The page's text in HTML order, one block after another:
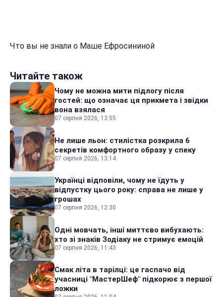
Что вы не знали о Маше Ефросининой
Читайте також
Чому не можна мити підлогу після
гостей: що означає ця прикмета і звідки
вона взялася
07 серпня 2026, 13:55
Не лише льон: стилістка розкрила 6
секретів комфортного образу у спеку
07 серпня 2026, 13:14
Українці відповіли, чому не їдуть у
відпустку цього року: справа не лише у
грошах
07 серпня 2026, 12:30
Одні мовчать, інші миттєво вибухають:
хто зі знаків Зодіаку не стримує емоцій
07 серпня 2026, 11:43
Смак літа в тарілці: це гаспачо від
учасниці "МастерШеф" підкорює з першої
ложки